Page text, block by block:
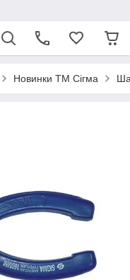
Новинки ТМ Сігма